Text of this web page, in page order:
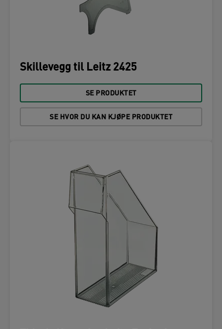
Skillevegg til Leitz 2425
SE PRODUKTET
SE HVOR DU KAN KJØPE PRODUKTET